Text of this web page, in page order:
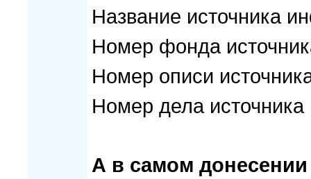
Название источника
Номер фонда
Номер описи
Номер дела
А в самом донесении